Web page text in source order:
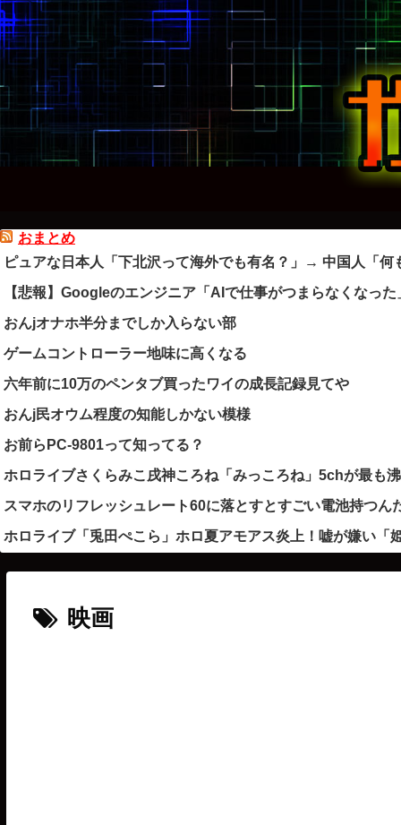
おまとめ
ピュアな日本人「下北沢って海外でも有名？」→ 中国人「何
【悲報】Googleのエンジニア「AIで仕事がつまらなくなった
おんjオナホ半分までしか入らない部
ゲームコントローラー地味に高くなる
六年前に10万のペンタブ買ったワイの成長記録見てや
おんj民オウム程度の知能しかない模様
お前らPC-9801って知ってる？
ホロライブさくらみこ戌神ころね「みっころね」5chが最も
スマホのリフレッシュレート60に落とすとすごい電池持つん
ホロライブ「兎田ぺこら」ホロ夏アモアス炎上！嘘が嫌い
映画